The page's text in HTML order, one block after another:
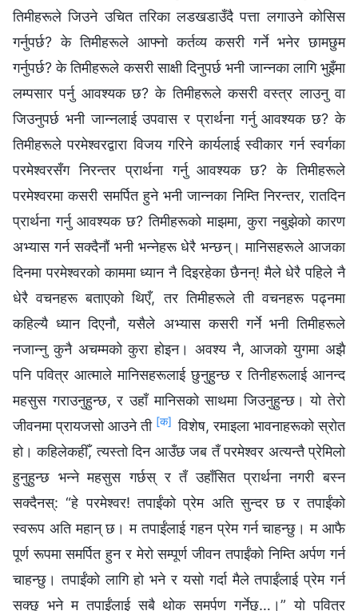
तिमीहरूले जिउने उचित तरिका लडखडाउँदै पत्ता लगाउने कोसिस
गर्नुपर्छ? के तिमीहरूले आफ्नो कर्तव्य कसरी गर्ने भनेर छामछुम
गर्नुपर्छ? के तिमीहरूले कसरी साक्षी दिनुपर्छ भनी जान्‍नका लागि भुइँमा
लम्पसार पर्नु आवश्यक छ? के तिमीहरूले कसरी वस्‍त्र लाउनु वा
जिउनुपर्छ भनी जान्‍नलाई उपवास र प्रार्थना गर्नु आवश्यक छ? के
तिमीहरूले परमेश्‍वरद्वारा विजय गरिने कार्यलाई स्वीकार गर्न स्वर्गका
परमेश्‍वरसँग निरन्तर प्रार्थना गर्नु आवश्यक छ? के तिमीहरूले
परमेश्‍वरमा कसरी समर्पित हुने भनी जान्‍नका निम्ति निरन्तर, रातदिन
प्रार्थना गर्नु आवश्यक छ? तिमीहरूको माझमा, कुरा नबुझेको कारण
अभ्यास गर्न सक्दैनौं भनी भन्‍नेहरू धेरै भन्छन्। मानिसहरूले आजका
दिनमा परमेश्‍वरको काममा ध्यान नै दिइरहेका छैनन्! मैले धेरै पहिले नै
धेरै वचनहरू बताएको थिएँ, तर तिमीहरूले ती वचनहरू पढ्नमा
कहिल्यै ध्यान दिएनौ, यसैले अभ्यास कसरी गर्ने भनी तिमीहरूले
नजान्‍नु कुनै अचम्मको कुरा होइन। अवश्य नै, आजको युगमा अझै
पनि पवित्र आत्माले मानिसहरूलाई छुनुहुन्छ र तिनीहरूलाई आनन्द
महसुस गराउनुहुन्छ, र उहाँ मानिसको साथमा जिउनुहुन्छ। यो तेरो
जीवनमा प्रायजसो आउने ती [क] विशेष, रमाइला भावनाहरूको स्रोत
हो। कहिलेकहीँ, त्यस्तो दिन आउँछ जब तँ परमेश्‍वर अत्यन्तै प्रेमिलो
हुनुहुन्छ भन्‍ने महसुस गर्छस् र तँ उहाँसित प्रार्थना नगरी बस्‍न
सक्दैनस्: “हे परमेश्‍वर! तपाईंको प्रेम अति सुन्दर छ र तपाईंको
स्वरूप अति महान् छ। म तपाईंलाई गहन प्रेम गर्न चाहन्छु। म आफै
पूर्ण रूपमा समर्पित हुन र मेरो सम्पूर्ण जीवन तपाईंको निम्ति अर्पण गर्न
चाहन्छु। तपाईंको लागि हो भने र यसो गर्दा मैले तपाईंलाई प्रेम गर्न
सक्छु भने म तपाईंलाई सबै थोक समर्पण गर्नेछु…।” यो पवित्र